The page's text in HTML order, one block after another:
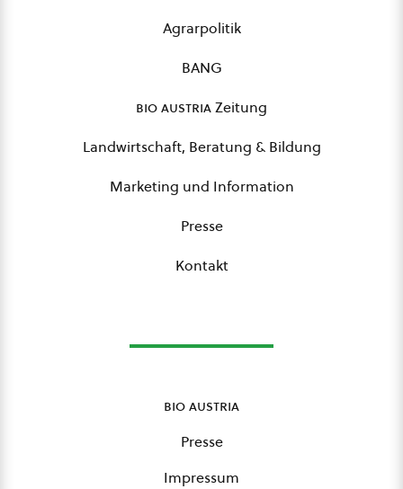
Agrarpolitik
BANG
bio austriaZeitung
Landwirtschaft, Beratung & Bildung
Marketing und Information
Presse
Kontakt
bio austria
Presse
Impressum